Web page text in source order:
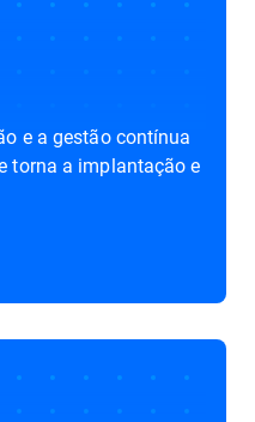
e a gestão contínua
torna a implantação e